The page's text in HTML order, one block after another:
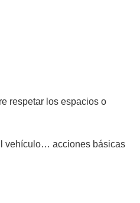
respetar los espacios o
vehículo… acciones básicas